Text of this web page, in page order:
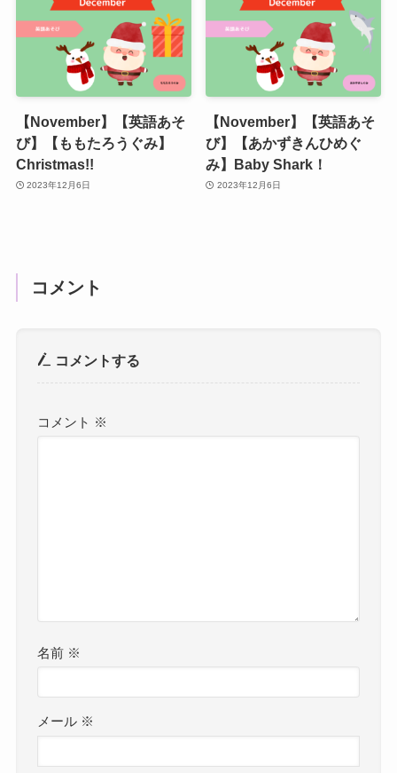
【November】【英語あそ
び】【ももたろうぐみ】
Christmas!!
2023年12月6日
【November】【英語あそ
び】【あかずきんひめぐ
み】Baby Shark！
2023年12月6日
コメント
コメントする
コメント ※
名前 ※
メール ※